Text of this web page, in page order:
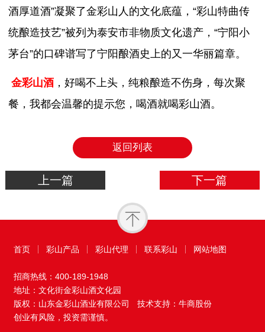
酒厚道酒”凝聚了金彩山人的文化底蕴，“彩山特曲传
统酿造技艺”被列为泰安市非物质文化遗产，“宁阳小
茅台”的口碑谱写了宁阳酿酒史上的又一华丽篇章。
金彩山酒 ，好喝不上头，纯粮酿造不伤身，每次聚
餐，我都会温馨的提示您，喝酒就喝彩山酒。
返回列表
上一篇 下一篇
首页 彩山产品 彩山代理 联系彩山 网站地图
招商热线： 400-189-1948
地址：文化街金彩山酒文化园
版权：山东金彩山酒业有限公司
技术支持：牛商股份
创业有风险，投资需谨慎。